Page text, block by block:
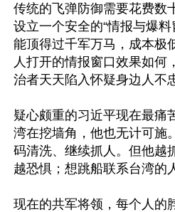
传统的飞弹防御需要花费数
设立一个安全的“情报与爆
能顶得过千军万马，成本极
人打开的情报窗口效果如何
治者天天陷入怀疑身边人不
疑心颇重的习近平现在最痛
湾在挖墙角，他也无计可施
码清洗、继续抓人。但他越
越恐惧；想跳船联系台湾的
现在的共军将领，每个人的